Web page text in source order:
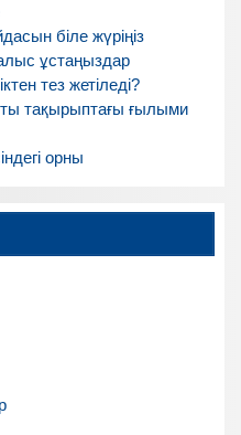
біле жүріңіз
ұстаңыздар
тез жетіледі?
тақырыптағы ғылыми
орны